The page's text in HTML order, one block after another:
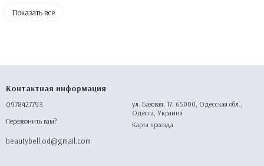
Показать все
Контактная информация
0978427793
Перезвонить вам?
beautybell.od@gmail.com
ул. Базовая, 17, 65000, Одесская обл.,
Одесса, Украина
Карта проезда